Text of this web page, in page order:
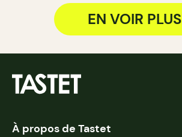
EN VOIR PLUS
À propos de Tastet